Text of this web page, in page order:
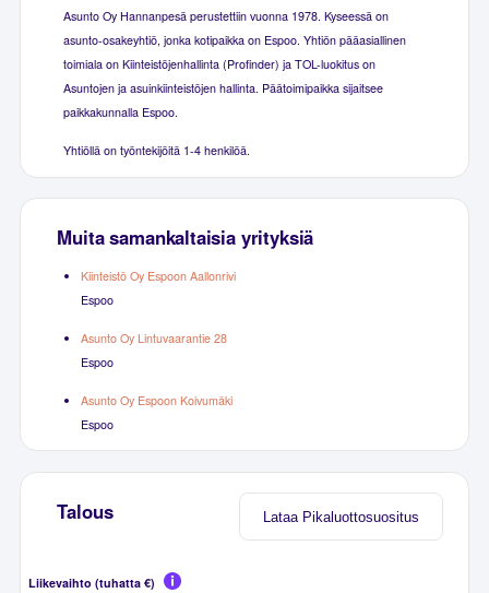
Asunto Oy Hannanpesä perustettiin vuonna 1978. Kyseessä on
asunto-osakeyhtiö, jonka kotipaikka on Espoo. Yhtiön pääasiallinen
toimiala on Kiinteistöjenhallinta (Profinder) ja TOL-luokitus on
Asuntojen ja asuinkiinteistöjen hallinta. Päätoimipaikka sijaitsee
paikkakunnalla Espoo.
Yhtiöllä on työntekijöitä 1-4 henkilöä.
Muita samankaltaisia yrityksiä
Kiinteistö Oy Espoon Aallonrivi
Espoo
Asunto Oy Lintuvaarantie 28
Espoo
Asunto Oy Espoon Koivumäki
Espoo
Lataa Pikaluottosuositus
Talous
Liikevaihto (tuhatta €)